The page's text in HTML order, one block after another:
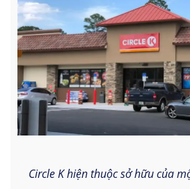
Circle K hiện thuộc sở hữu của